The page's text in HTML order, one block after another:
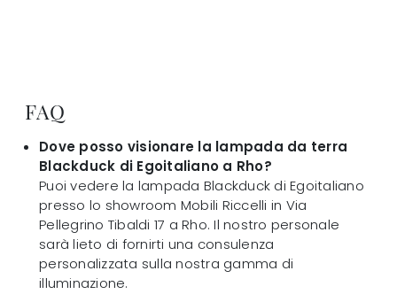
FAQ
Dove posso visionare la lampada da terra
Blackduck di Egoitaliano a Rho?
Puoi vedere la lampada Blackduck di Egoitaliano
presso lo showroom Mobili Riccelli in Via
Pellegrino Tibaldi 17 a Rho. Il nostro personale
sarà lieto di fornirti una consulenza
personalizzata sulla nostra gamma di
illuminazione.